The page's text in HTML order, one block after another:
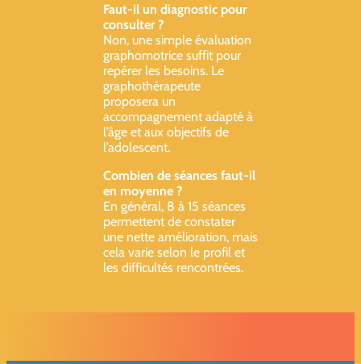
Faut-il un diagnostic pour
consulter ?
Non, une simple évaluation
graphomotrice suffit pour
repérer les besoins. Le
graphothérapeute
proposera un
accompagnement adapté à
l’âge et aux objectifs de
l’adolescent.
Combien de séances faut-il
en moyenne ?
En général, 8 à 15 séances
permettent de constater
une nette amélioration, mais
cela varie selon le profil et
les difficultés rencontrées.